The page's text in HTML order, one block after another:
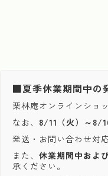
■夏季休業期間中の
栗林庵オンラインショ
なお、 8/11（火）～8/
発送・お問い合わせ対
また、 休業期間中およ
承ください。